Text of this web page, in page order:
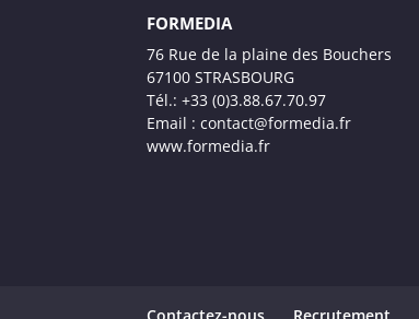
FORMEDIA
76 Rue de la plaine des Bouchers
67100 STRASBOURG
Tél.: +33 (0)3.88.67.70.97
Email : contact@formedia.fr
www.formedia.fr